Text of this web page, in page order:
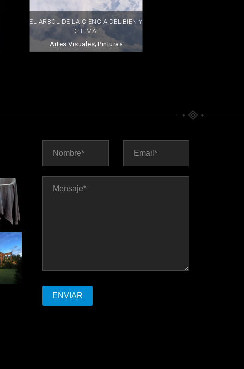
EL ARBOL DE LA CIENCIA DEL BIEN Y
DEL MAL
Artes Visuales,Pinturas